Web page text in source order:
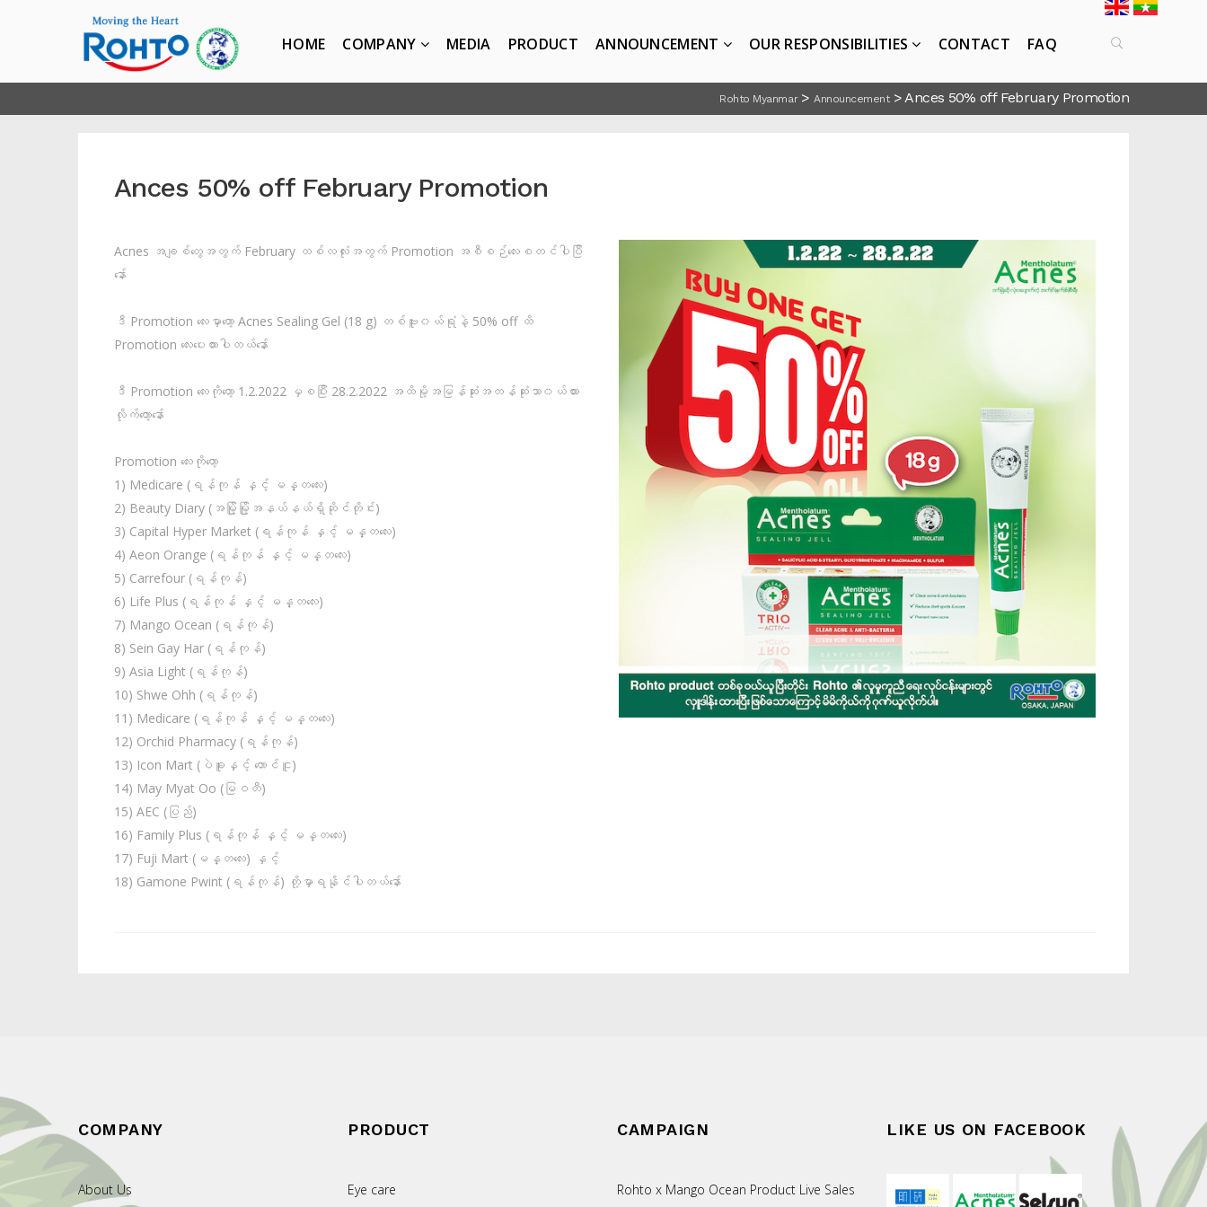
HOME COMPANY MEDIA PRODUCT ANNOUNCEMENT OUR RESPONSIBILITIES CONTACT FAQ
Rohto Myanmar>Announcement>Ances 50% off February Promotion
Ances 50% off February Promotion
Acnes အချစ်တွေအတွက် February တစ်လလုံးအတွက် Promotion အစီစဉ်လေးစတင်ပါပြီ
နော်
ဒီ Promotion လေးမှာတော့ Acnes Sealing Gel (18 g) တစ်ဗူး၀ယ်ရုံနဲ့ 50% off ထိ
Promotion လေးပေးထားပါတယ်နော်
ဒီ Promotion လေးကိုတော့ 1.2.2022 မှစပြီး 28.2.2022 အထိမို့အမြန်ဆုံးအတန်ဆုံးသာ၀ယ်ထား
လိုက်တော့နော်
Promotion လေးကိုတော့
1) Medicare (ရန်ကုန် နှင့် မန္တလေး)
2) Beauty Diary (အမြို့မြို့အနယ်နယ်ရှိဆိုင်တိုင်း)
3) Capital Hyper Market (ရန်ကုန် နှင့် မန္တလေး)
4) Aeon Orange (ရန်ကုန် နှင့် မန္တလေး)
5) Carrefour (ရန်ကုန်)
6) Life Plus (ရန်ကုန် နှင့် မန္တလေး)
7) Mango Ocean (ရန်ကုန်)
8) Sein Gay Har (ရန်ကုန်)
9) Asia Light (ရန်ကုန်)
10) Shwe Ohh (ရန်ကုန်)
11) Medicare (ရန်ကုန် နှင့် မန္တလေး)
12) Orchid Pharmacy (ရန်ကုန်)
13) Icon Mart (ပဲခူးနှင့် တောင်ငူ)
14) May Myat Oo (မြဝတီ)
15) AEC (ပြည်)
16) Family Plus (ရန်ကုန် နှင့် မန္တလေး)
17) Fuji Mart (မန္တလေး) နှင့်
18) Gamone Pwint (ရန်ကုန်) တို့မှာရနိုင်ပါတယ်နော်
COMPANY
About Us
PRODUCT
Eye care
CAMPAIGN
Rohto x Mango Ocean Product Live Sales
LIKE US ON FACEBOOK